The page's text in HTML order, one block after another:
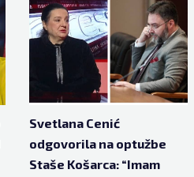
Svetlana Cenić
odgovorila na optužbe
Staše Košarca: “Imam